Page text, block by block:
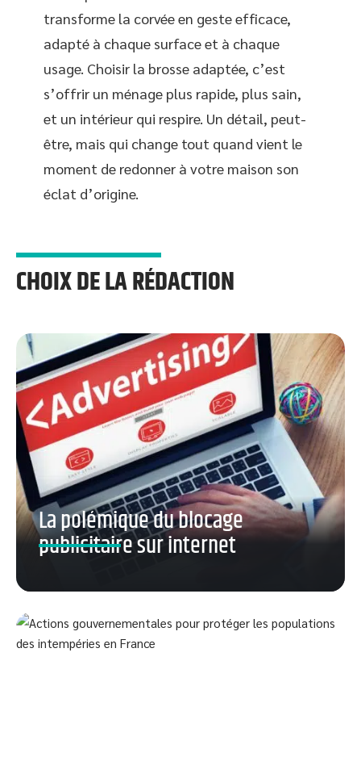
transforme la corvée en geste efficace,
adapté à chaque surface et à chaque
usage. Choisir la brosse adaptée, c’est
s’offrir un ménage plus rapide, plus sain,
et un intérieur qui respire. Un détail, peut-
être, mais qui change tout quand vient le
moment de redonner à votre maison son
éclat d’origine.
CHOIX DE LA RÉDACTION
La polémique du blocage
publicitaire sur internet